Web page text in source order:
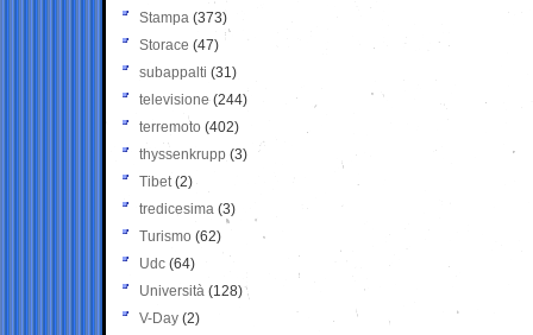
Stampa (373)
Storace (47)
subappalti (31)
televisione(244)
terremoto (402)
thyssenkrupp (3)
Tibet(2)
tredicesima (3)
Turismo (62)
Udc (64)
Università (128)
V-Day (2)